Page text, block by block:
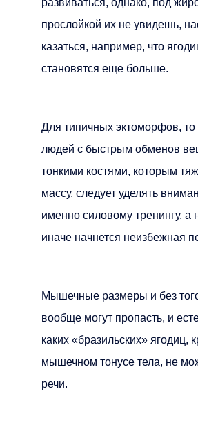
развиваться, однако, под
прослойкой их не увидешь,
казаться, например, что
становятся еще больше.
Для типичных эктоморфов, то
людей с быстрым обменов
тонкими костями, которым
массу, следует уделять
именно силовому тренингу, а
иначе начнется неизбежная
Мышечные размеры и без
вообще могут пропасть, и
каких «бразильских» ягодиц,
мышечном тонусе тела, не
речи.